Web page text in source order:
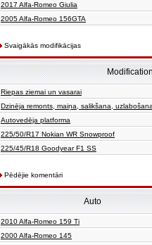
2017 Alfa-Romeo Giulia
2005 Alfa-Romeo 156GTA
Svaigākās modifikācijas
Riepas ziemai un vasarai
Dzinēja remonts, maiņa, salikšana,
Autovedēja platforma
225/50/R17 Nokian WR Snowproof
225/45/R18 Goodyear F1 SS
Pēdējie komentāri
Auto
2010 Alfa-Romeo 159 Ti
2000 Alfa-Romeo 145